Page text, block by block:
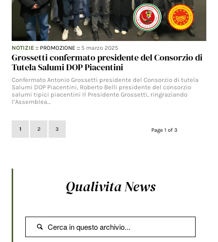
NOTIZIE :: PROMOZIONE :: 5 marzo 2025
Grossetti confermato presidente del Consorzio di
Tutela Salumi DOP Piacentini
Confermato Antonio Grossetti presidente del Consorzio di tutela
Salumi DOP Piacentini, Roberto Belli presidente del consorzio
salumi tipici piacentini Il Presidente Grossetti, ringraziando
l’Assemblea…
Page 1 of 3
1 2 3
Qualivita News
